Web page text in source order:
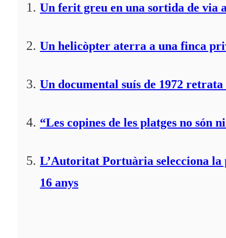
Un ferit greu en una sortida de via
Un helicòpter aterra a una finca
Un documental suís de 1972
“Les copines de les platges no
L’Autoritat Portuària selecciona
16 anys